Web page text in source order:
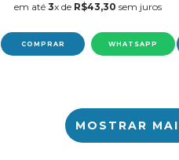
em até 3x de R$43,30 sem juros
COMPRAR WHATSAPP
MOSTRAR